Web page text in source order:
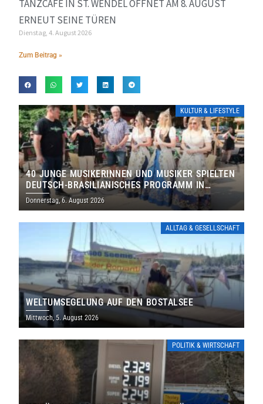
TANZCAFÉ IN ST. WENDEL ÖFFNET AM 8. AUGUST
ERNEUT SEINE TÜREN
Dienstag, 4. August 2026
Zum Beitrag »
KULTUR & LIFESTYLE
40 JUNGE MUSIKERINNEN UND MUSIKER SPIELTEN
DEUTSCH-BRASILIANISCHES PROGRAMM IN
THOLEY
Donnerstag, 6. August 2026
ALLTAG & GESELLSCHAFT
WELTUMSEGELUNG AUF DEN BOSTALSEE
Mittwoch, 5. August 2026
POLITIK & WIRTSCHAFT